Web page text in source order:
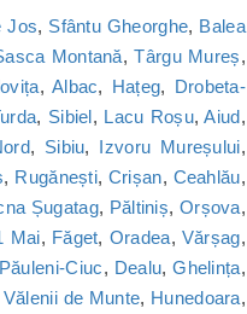
Jos, Sfântu Gheorghe, Balea
Montană,Târgu Mureș,
, Albac, Hațeg, Drobeta-
, Sibiel, Lacu Roșu,Aiud,
, Sibiu, Izvoru Mureșului,
, Rugănești, Crișan, Ceahlău,
Șugatag, Păltiniș, Orșova,
Mai, Făget, Oradea, Vărșag,
Păuleni-Ciuc, Dealu,Ghelința,
Vălenii de Munte, Hunedoara,